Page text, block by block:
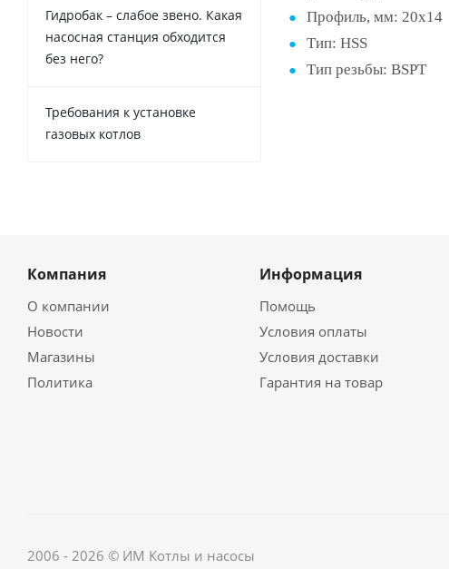
Профиль, мм: 20x14
Тип: HSS
Тип резьбы: BSPT
Гидробак – слабое звено. Какая
насосная станция обходится
без него?
Требования к установке
газовых котлов
Компания
О компании
Новости
Магазины
Политика
Информация
Помощь
Условия оплаты
Условия доставки
Гарантия на товар
2006 - 2026 © ИМ Котлы и насосы